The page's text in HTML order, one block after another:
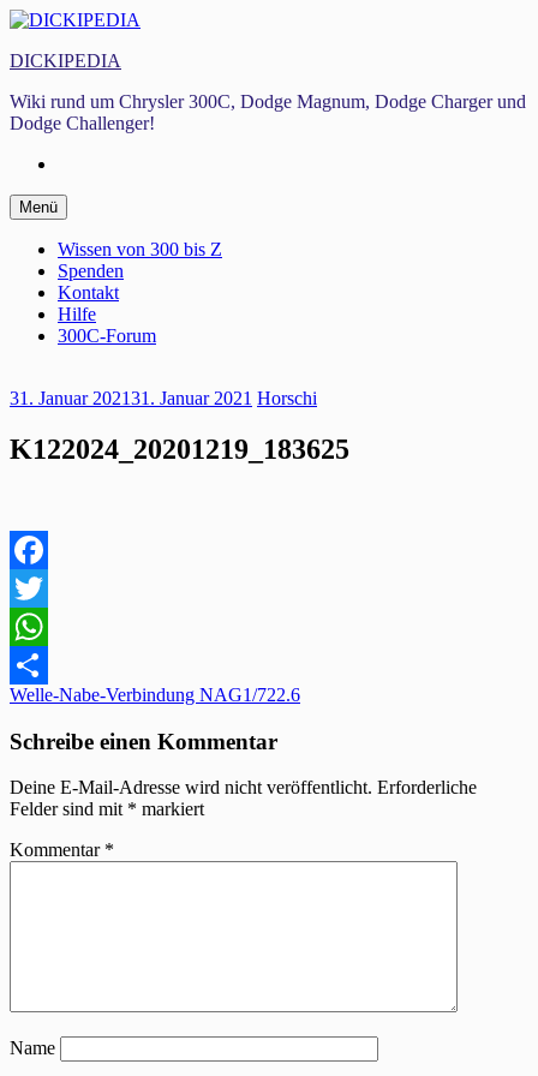
Zum
springen
DICKIPEDIA
Wiki rund um Chrysler 300C, Dodge Magnum, Dodge Charger und
Dodge Challenger!
Menü Zum
Inhalt
springen
Wissen von 300 bis Z
Spenden
Kontakt
Hilfe
300C-Forum
31. Januar 202131. Januar 2021 Horschi
K122024_20201219_183625
Facebook
Twitter
WhatsApp
Teilen
Beitragsnavigation
Welle-Nabe-Verbindung NAG1/722.6
Schreibe einen Kommentar
Deine E-Mail-Adresse wird nicht veröffentlicht. Erforderliche
Felder sind mit * markiert
Kommentar *
Name